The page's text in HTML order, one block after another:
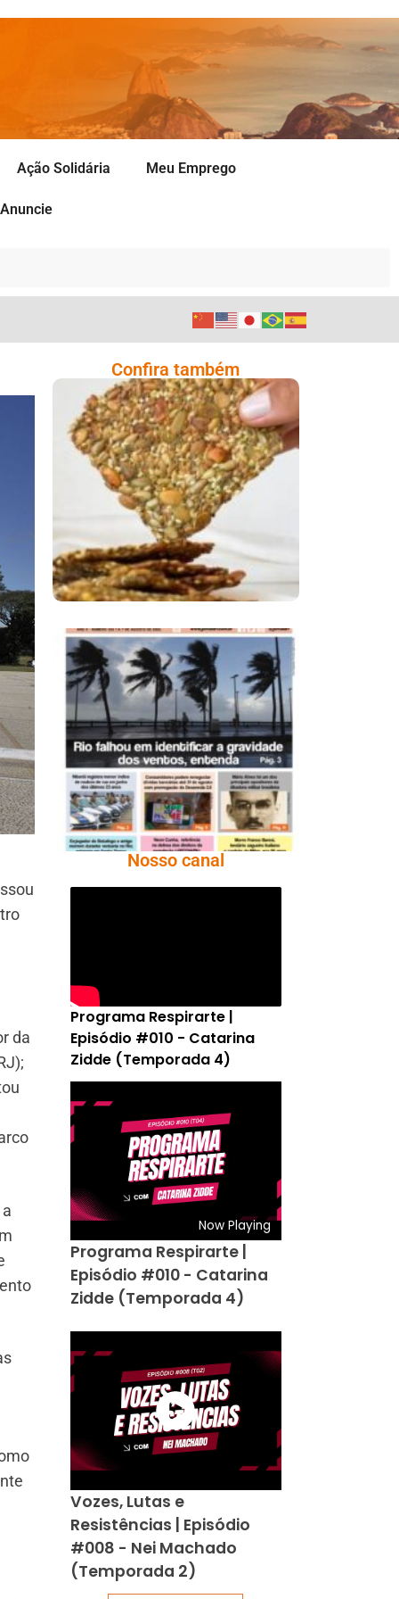
Ação Solidária Meu Emprego
Anuncie
da
Confira também
Comer Bem: Cracker
De Sementes
Ano X – Número 366
01 A 07 De Agosto De
2026
Nosso canal
Programa Respirarte |
Episódio #010 - Catarina
Zidde (Temporada 4)
Now Playing
Programa Respirarte |
Episódio #010 - Catarina
Zidde (Temporada 4)
Vozes, Lutas e
Resistências | Episódio
#008 - Nei Machado
(Temporada 2)